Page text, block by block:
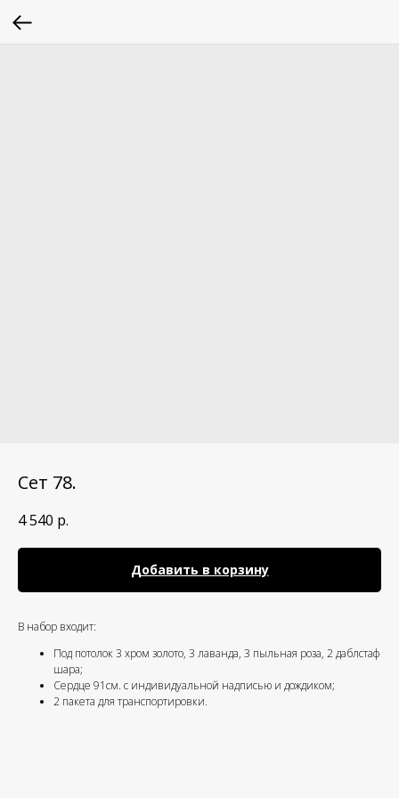
Сет 78.
4 540 р.
Добавить в корзину
В набор входит:
Под потолок 3 хром золото, 3 лаванда, 3 пыльная роза, 2 даблстаф
шара;
Сердце 91см. с индивидуальной надписью и дождиком;
2 пакета для транспортировки.